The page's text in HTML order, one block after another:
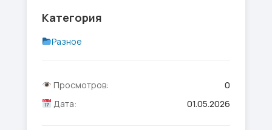
Категория
Разное
Просмотров:
0
Дата:
01.05.2026